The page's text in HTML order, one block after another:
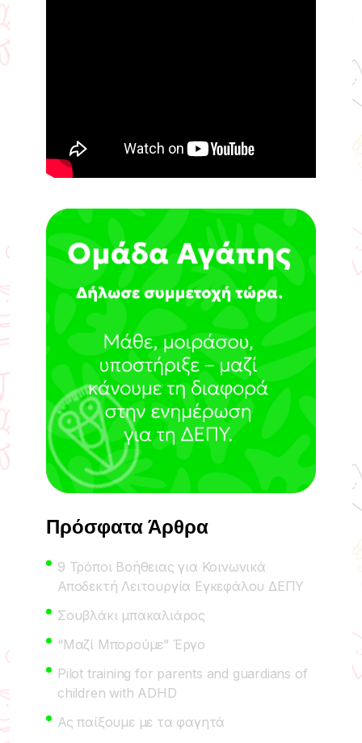
Πρόσφατα Άρθρα
9 Τρόποι Βοήθειας για Κοινωνικά
Αποδεκτή Λειτουργία Εγκεφάλου ΔΕΠΥ
Σουβλάκι μπακαλιάρος
“Μαζί Μπορούμε” Έργο
Pilot training for parents and guardians of
children with ADHD
Ας παίξουμε με τα φαγητά